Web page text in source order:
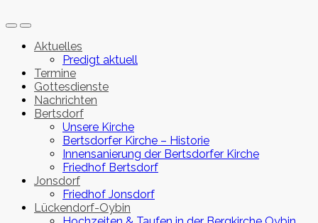
Search
Toggle
Menu
Aktuelles
Predigt aktuell
Termine
Gottesdienste
Nachrichten
Bertsdorf
Unsere Kirche
Bertsdorfer Kirche – Historie
Innensanierung der Bertsdorfer Kirche
Friedhof Bertsdorf
Jonsdorf
Friedhof Jonsdorf
Lückendorf-Oybin